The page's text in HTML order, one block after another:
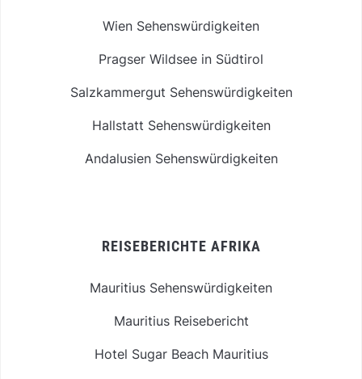
Wien Sehenswürdigkeiten
Pragser Wildsee in Südtirol
Salzkammergut Sehenswürdigkeiten
Hallstatt Sehenswürdigkeiten
Andalusien Sehenswürdigkeiten
REISEBERICHTE AFRIKA
Mauritius Sehenswürdigkeiten
Mauritius Reisebericht
Hotel Sugar Beach Mauritius